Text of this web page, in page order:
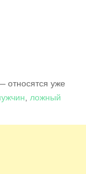
относятся уже
ложный